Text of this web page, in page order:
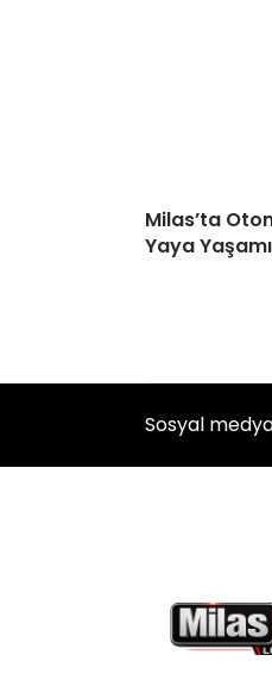
Milas’ta
Yaya
Sosyal